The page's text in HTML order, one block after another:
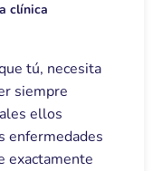
clínica
tú, necesita
siempre
ellos
enfermedades
exactamente